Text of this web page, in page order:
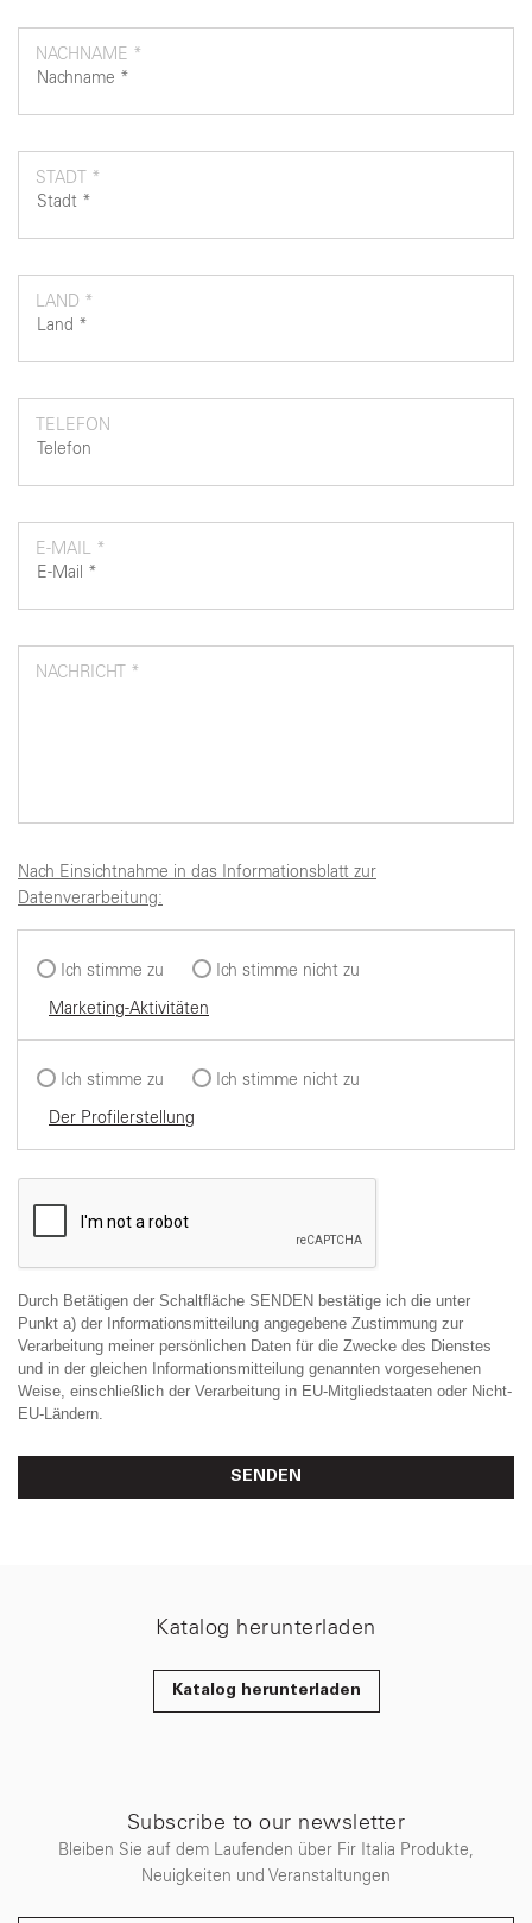
NACHNAME *
STADT *
LAND *
TELEFON
E-MAIL *
NACHRICHT *
Nach Einsichtnahme in das Informationsblatt zur
Datenverarbeitung:
Ich stimme zu
Ich stimme nicht zu
Marketing-Aktivitäten
Ich stimme zu
Ich stimme nicht zu
Der Profilerstellung
Durch Betätigen der Schaltfläche SENDEN bestätige ich die unter
Punkt a) der Informationsmitteilung angegebene Zustimmung zur
Verarbeitung meiner persönlichen Daten für die Zwecke des Dienstes
und in der gleichen Informationsmitteilung genannten vorgesehenen
Weise, einschließlich der Verarbeitung in EU-Mitgliedstaaten oder Nicht-
EU-Ländern.
SENDEN
Katalog herunterladen
Katalog herunterladen
Subscribe to our newsletter
Bleiben Sie auf dem Laufenden über Fir Italia Produkte,
Neuigkeiten und Veranstaltungen